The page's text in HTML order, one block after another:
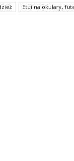
Etui na okulary,